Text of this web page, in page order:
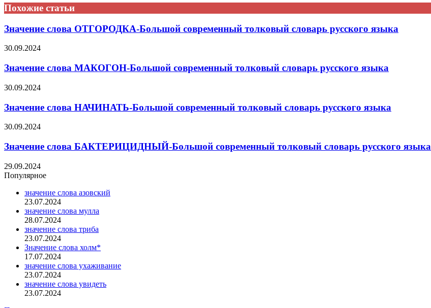
Похожие статьи
Значение слова ОТГОРОДКА-Большой современный толковый словарь русского языка
30.09.2024
Значение слова МАКОГОН-Большой современный толковый словарь русского языка
30.09.2024
Значение слова НАЧИНАТЬ-Большой современный толковый словарь русского языка
30.09.2024
Значение слова БАКТЕРИЦИДНЫЙ-Большой современный толковый словарь русского языка
29.09.2024
Популярное
значение слова азовский
23.07.2024
значение слова мулла
28.07.2024
значение слова триба
23.07.2024
Значение слова холм*
17.07.2024
значение слова ухаживание
23.07.2024
значение слова увидеть
23.07.2024